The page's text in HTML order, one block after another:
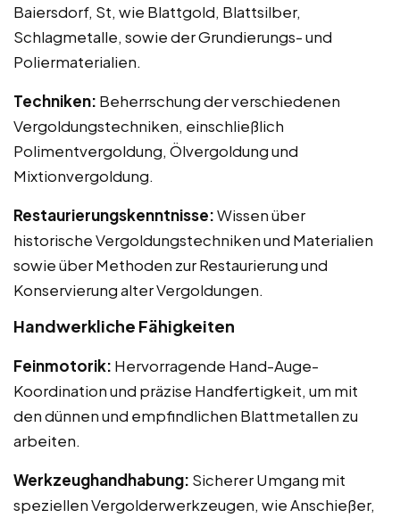
Baiersdorf, St, wie Blattgold, Blattsilber,
Schlagmetalle, sowie der Grundierungs- und
Poliermaterialien.
Techniken: Beherrschung der verschiedenen
Vergoldungstechniken, einschließlich
Polimentvergoldung, Ölvergoldung und
Mixtionvergoldung.
Restaurierungskenntnisse:Wissen über
historische Vergoldungstechniken und Materialien
sowie über Methoden zur Restaurierung und
Konservierung alter Vergoldungen.
Handwerkliche Fähigkeiten
Feinmotorik: Hervorragende Hand-Auge-
Koordination und präzise Handfertigkeit, um mit
den dünnen und empfindlichen Blattmetallen zu
arbeiten.
Werkzeughandhabung: Sicherer Umgang mit
speziellen Vergolderwerkzeugen, wie Anschießer,